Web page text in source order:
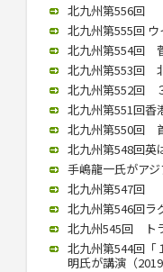
北九州第556回
北九州第555回
北九州第554回
北九州第553回
北九州第552回
北九州第551回
北九州第550回
北九州第548回英
手嶋龍一氏がアジ
北九州第547回
北九州第546回
北九州545回 ト
北九州第544回「
明氏が講演（